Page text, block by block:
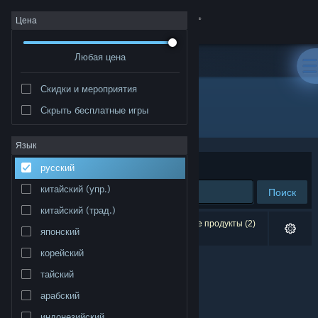
Войти
Сообщество
Информация
Поддержка
Изменить язык
Полная версия
Цена
Любая цена
Скидки и мероприятия
Скрыть бесплатные игры
Язык
русский
китайский (упр.)
китайский (трад.)
японский
корейский
тайский
арабский
Разработчик: Nevercenter
Сортировать по
Поиск
Результатов по вашему запросу: 0. Некоторые продукты (2)
скрыты согласно вашим настройкам.